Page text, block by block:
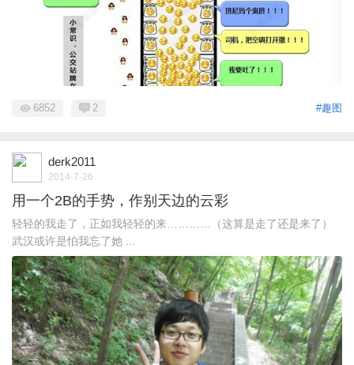
#趣图
6852 2
derk2011
2014-7-26
用一个2B的手势，作别天边的云彩
轻轻的我走了，正如我轻轻的来…………（这算是走了还是来了）
武汉或许是怕我忘了她 ...